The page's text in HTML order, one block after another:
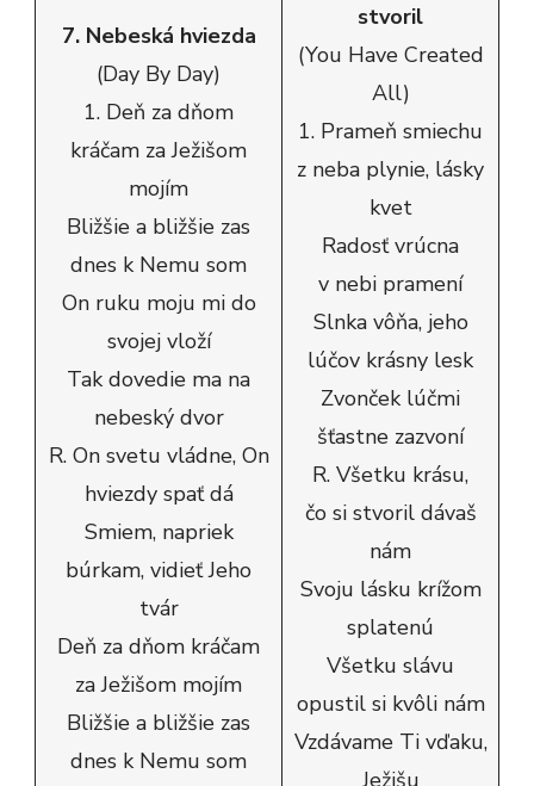
7. Nebeská hviezda
(Day By Day)
1. Deň za dňom
kráčam za Ježišom
mojím
Bližšie a bližšie zas
dnes k Nemu som
On ruku moju mi do
svojej vloží
Tak dovedie ma na
nebeský dvor
R. On svetu vládne, On
hviezdy spať dá
Smiem, napriek
búrkam, vidieť Jeho
tvár
Deň za dňom kráčam
za Ježišom mojím
Bližšie a bližšie zas
dnes k Nemu som
stvoril
(You Have Created
All)
1. Prameň smiechu
z neba plynie, lásky
kvet
Radosť vrúcna
v nebi pramení
Slnka vôňa, jeho
lúčov krásny lesk
Zvonček lúčmi
šťastne zazvoní
R. Všetku krásu,
čo si stvoril dávaš
nám
Svoju lásku krížom
splatenú
Všetku slávu
opustil si kvôli nám
Vzdávame Ti vďaku,
Ježišu